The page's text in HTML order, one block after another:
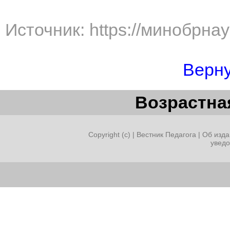
Источник: https://
Copyright (c) | Вестник Педагога | Об